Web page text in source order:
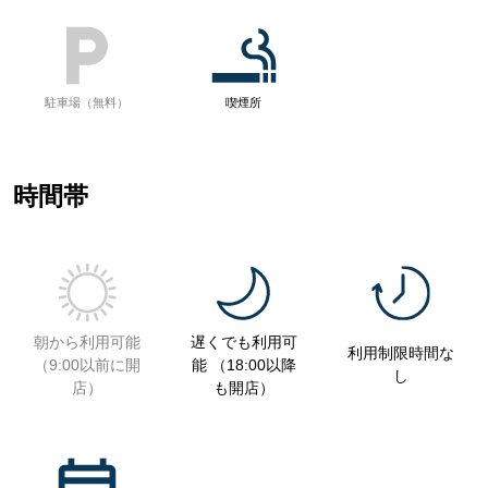
駐車場（無料） 喫煙所
時間帯
朝から利用可能
（9:00以前に開
店）
遅くでも利用可
能 （18:00以降
も開店）
利用制限時間な
し